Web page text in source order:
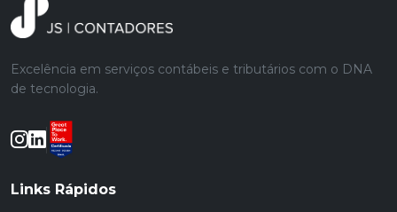
Excelência em serviços contábeis e tributários com o DNA
de tecnologia.
Links Rápidos